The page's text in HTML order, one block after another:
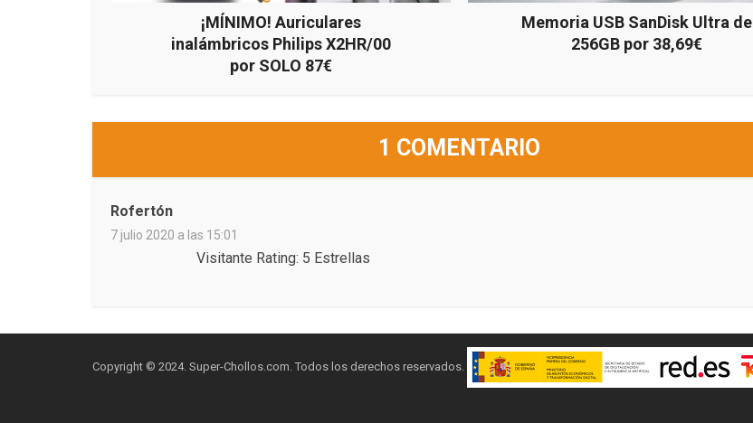
¡MÍNIMO! Auriculares
inalámbricos Philips X2HR/00
por SOLO 87€
Memoria USB SanDisk Ultra de
256GB por 38,69€
1 COMENTARIO
Rofertón
7 julio 2020 a las 15:01
Visitante Rating: 5 Estrellas
Copyright © 2024. Super-Chollos.com. Todos los derechos reservados.